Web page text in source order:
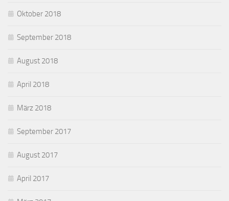
Oktober 2018
September 2018
August 2018
April 2018
März 2018
September 2017
August 2017
April 2017